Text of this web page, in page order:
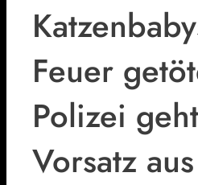
Feuer
Polizei
Vorsatz aus